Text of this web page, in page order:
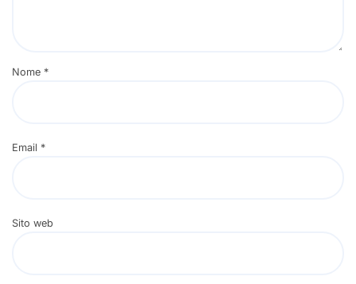
Nome *
Email *
Sito web